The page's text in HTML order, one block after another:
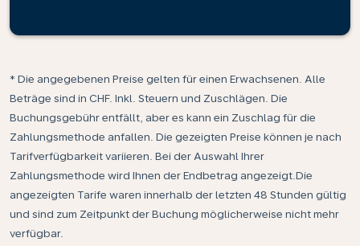
* Die angegebenen Preise gelten für einen Erwachsenen. Alle
Beträge sind in CHF. Inkl. Steuern und Zuschlägen. Die
Buchungsgebühr entfällt, aber es kann ein Zuschlag für die
Zahlungsmethode anfallen. Die gezeigten Preise können je nach
Tarifverfügbarkeit variieren. Bei der Auswahl Ihrer
Zahlungsmethode wird Ihnen der Endbetrag angezeigt.Die
angezeigten Tarife waren innerhalb der letzten 48 Stunden gültig
und sind zum Zeitpunkt der Buchung möglicherweise nicht mehr
verfügbar.